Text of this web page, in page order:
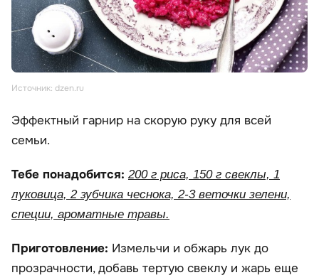
Источник: dzen.ru
Эффектный гарнир на скорую руку для всей
семьи.
Тебе понадобится: 200 г риса, 150 г свеклы, 1
луковица, 2 зубчика чеснока, 2-3 веточки зелени,
специи, ароматные травы.
Приготовление: Измельчи и обжарь лук до
прозрачности, добавь тертую свеклу и жарь еще